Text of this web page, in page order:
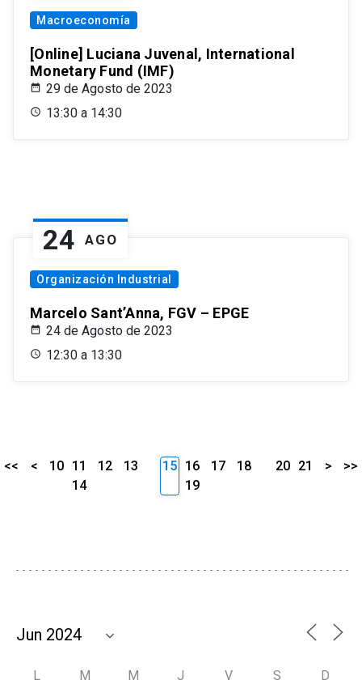
Macroeconomía
[Online] Luciana Juvenal, International
Monetary Fund (IMF)
29 de Agosto de 2023
13:30 a 14:30
24 AGO
Organización Industrial
Marcelo Sant’Anna, FGV – EPGE
24 de Agosto de 2023
12:30 a 13:30
<< < 10 11 12
13
14
15 16 17
18
19
20 21 > >>
L M M J V S D